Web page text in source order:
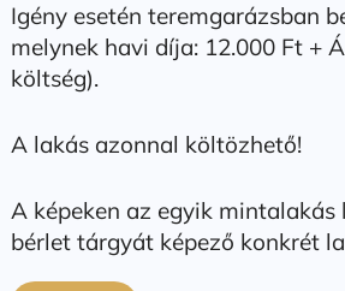
Igény esetén teremgarázsban
melynek havi díja: 12.000 Ft +
költség).
A lakás azonnal költözhető!
A képeken az egyik mintalakás
bérlet tárgyát képező konkrét